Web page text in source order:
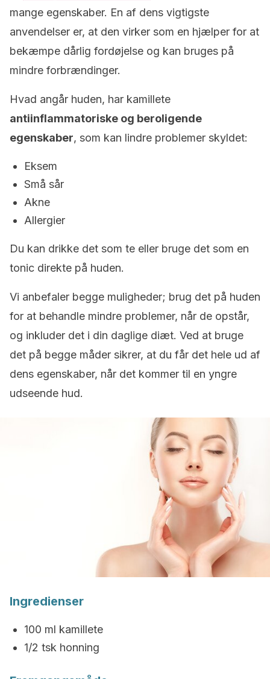
mange egenskaber. En af dens vigtigste
anvendelser er, at den virker som en hjælper for at
bekæmpe dårlig fordøjelse og kan bruges på
mindre forbrændinger.
Hvad angår huden, har kamillete
antiinflammatoriske og beroligende
egenskaber, som kan lindre problemer skyldet:
Eksem
Små sår
Akne
Allergier
Du kan drikke det som te eller bruge det som en
tonic direkte på huden.
Vi anbefaler begge muligheder; brug det på huden
for at behandle mindre problemer, når de opstår,
og inkluder det i din daglige diæt. Ved at bruge
det på begge måder sikrer, at du får det hele ud af
dens egenskaber, når det kommer til en yngre
udseende hud.
Ingredienser
100 ml kamillete
1/2 tsk honning